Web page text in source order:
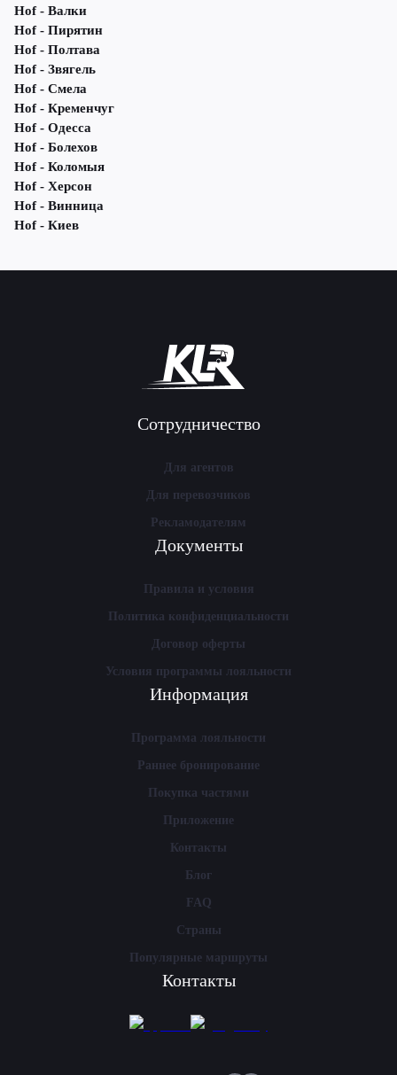
Hof - Валки
Hof - Пирятин
Hof - Полтава
Hof - Звягель
Hof - Смела
Hof - Кременчуг
Hof - Одесса
Hof - Болехов
Hof - Коломыя
Hof - Херсон
Hof - Винница
Hof - Киев
Сотрудничество
Для агентов
Для перевозчиков
Рекламодателям
Документы
Правила и условия
Политика конфиденциальности
Договор оферты
Условия программы лояльности
Информация
Программа лояльности
Раннее бронирование
Покупка частями
Приложение
Контакты
Блог
FAQ
Страны
Популярные маршруты
Контакты